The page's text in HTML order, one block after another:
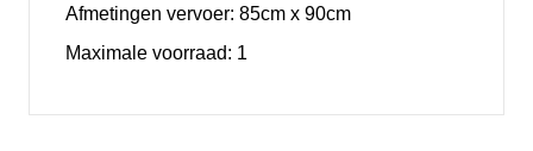
Afmetingen vervoer: 85cm x 90cm
Maximale voorraad: 1